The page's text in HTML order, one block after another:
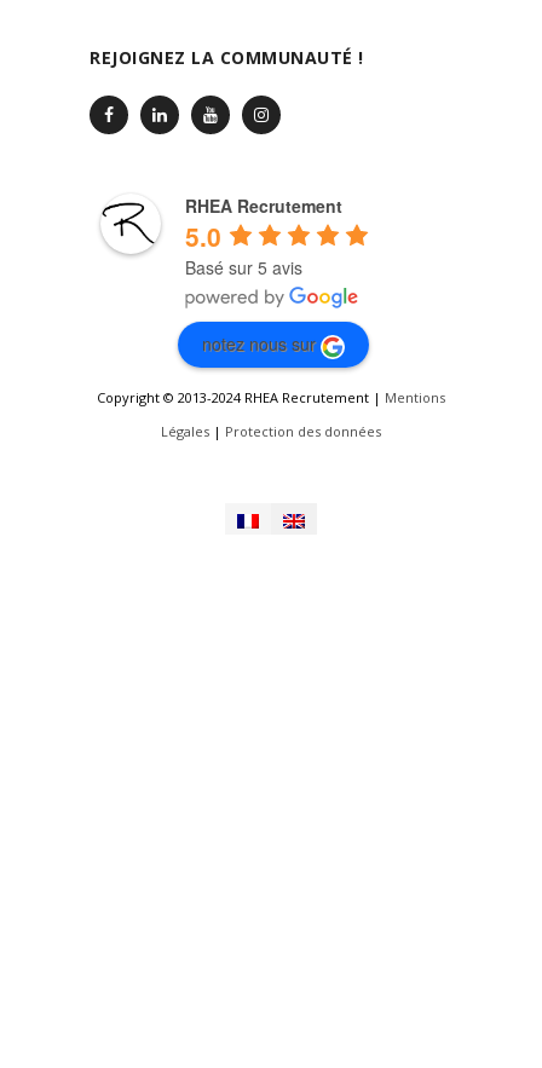
REJOIGNEZ LA COMMUNAUTÉ !
RHEA Recrutement
5.0
Basé sur 5 avis
notez nous sur
Copyright © 2013-2024 RHEA Recrutement | Mentions
Légales | Protection des données